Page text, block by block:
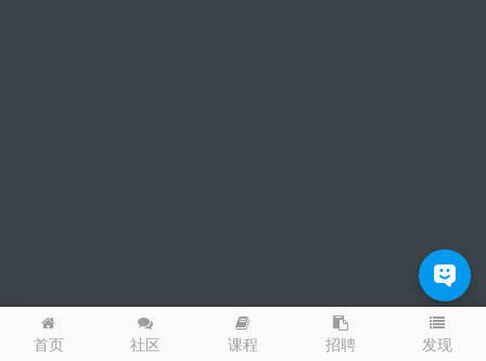
首页 社区 课程 招聘 发现